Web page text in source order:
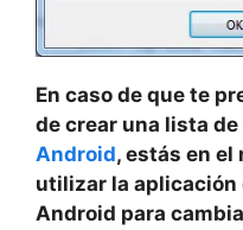
En caso de que te
de crear una lista
Android, estás en el
utilizar la aplicación
Android para